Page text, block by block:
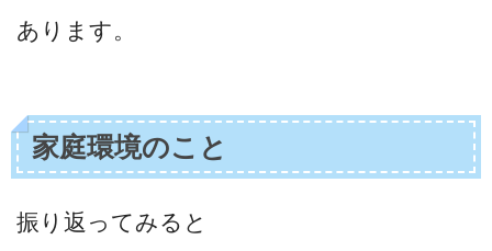
あります。
家庭環境のこと
振り返ってみると